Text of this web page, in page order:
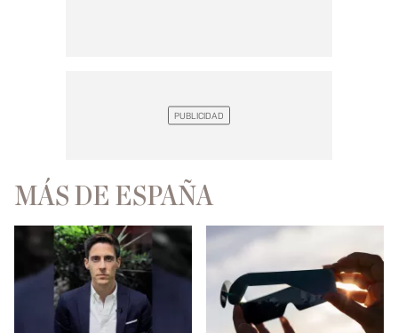
MÁS DE ESPAÑA